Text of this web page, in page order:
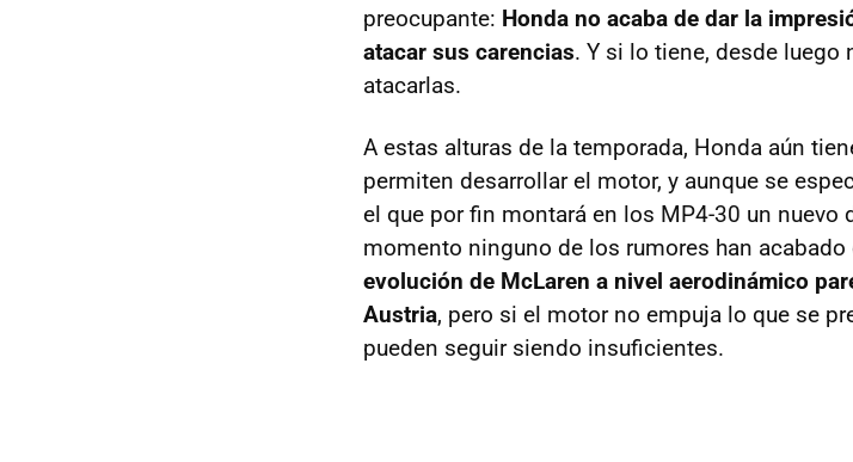
preocupante: Honda no acaba de dar la
atacar sus carencias. Y si lo tiene, desde luego
atacarlas.
A estas alturas de la temporada, Honda aún
permiten desarrollar el motor, y aunque se
el que por fin montará en los MP4-30 un nuevo
momento ninguno de los rumores han
evolución de McLaren a nivel aerodinámico
Austria, pero si el motor no empuja lo que se
pueden seguir siendo insuficientes.